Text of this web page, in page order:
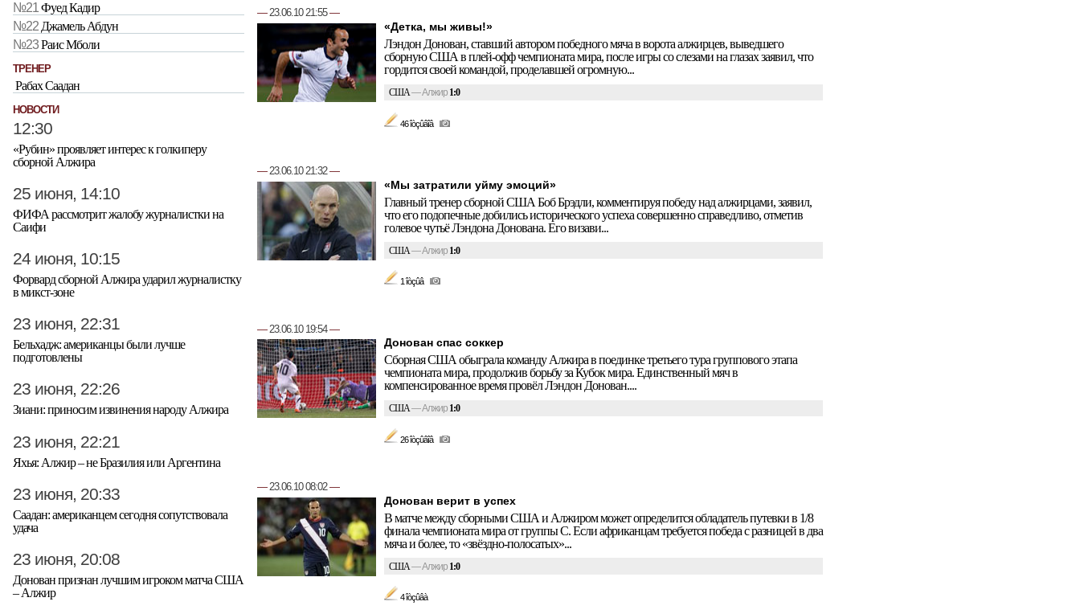
№21Фуед Кадир
№22 Джамель Абдун
№23Раис Мболи
ТРЕНЕР
Рабах Саадан
НОВОСТИ
12:30
«Рубин» проявляет интерес к голкиперу
сборной Алжира
25 июня, 14:10
ФИФА рассмотрит жалобу журналистки на
Саифи
24 июня, 10:15
Форвард сборной Алжира ударил журналистку
в микст-зоне
23 июня, 22:31
Бельхадж: американцы были лучше
подготовлены
23 июня, 22:26
Зиани: приносим извинения народу Алжира
23 июня, 22:21
Яхья: Алжир – не Бразилия или Аргентина
23 июня, 20:33
Саадан: американцем сегодня сопутствовала
удача
23 июня, 20:08
Донован признан лучшим игроком матча США
– Алжир
—23.06.10 21:55—
«Детка, мы живы!»
Лэндон Донован, ставший автором победного мяча в ворота алжирцев, выведшего
сборную США в плей-офф чемпионата мира, после игры со слезами на глазах заявил, что
гордится своей командой, проделавшей огромную...
США—Алжир 1:0
46 îòçûâîâ
—23.06.10 21:32—
«Мы затратили уйму эмоций»
Главный тренер сборной США Боб Брэдли, комментируя победу над алжирцами, заявил,
что его подопечные добились исторического успеха совершенно справедливо, отметив
голевое чутьё Лэндона Донована. Его визави...
США—Алжир 1:0
1 îòçûâ
— 23.06.10 19:54—
Донован спас соккер
Сборная США обыграла команду Алжира в поединке третьего тура группового этапа
чемпионата мира, продолжив борьбу за Кубок мира. Единственный мяч в
компенсированное время провёл Лэндон Донован....
США—Алжир 1:0
26 îòçûâîâ
—23.06.10 08:02—
Донован верит в успех
В матче между сборными США и Алжиром может определится обладатель путевки в 1/8
финала чемпионата мира от группы С. Если африканцам требуется победа с разницей в два
мяча и более, то «звёздно-полосатых»...
США—Алжир 1:0
4 îòçûâà